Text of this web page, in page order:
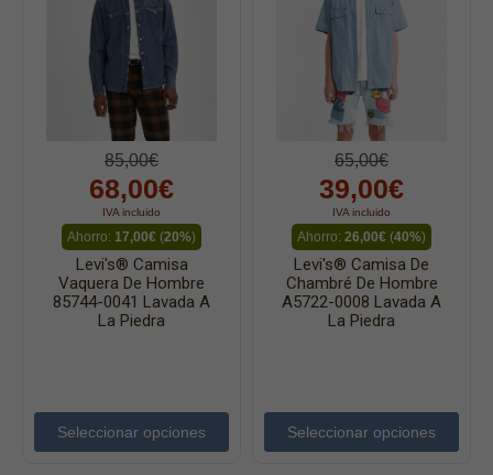
85,00€
68,00€
IVA incluido
Ahorro: 17,00€ (20%)
Levi's® Camisa
Vaquera De Hombre
85744-0041 Lavada A
La Piedra
Seleccionar opciones
65,00€
39,00€
IVA incluido
Ahorro: 26,00€ (40%)
Levi's® Camisa De
Chambré De Hombre
A5722-0008 Lavada A
La Piedra
Seleccionar opciones